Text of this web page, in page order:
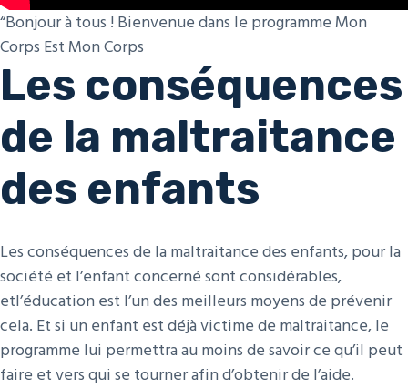
“Bonjour à tous ! Bienvenue dans le programme Mon
Corps Est Mon Corps
Les conséquences
de la maltraitance
des enfants
Les conséquences de la maltraitance des enfants, pour la
société et l’enfant concerné sont considérables,
etl’éducation est l’un des meilleurs moyens de prévenir
cela. Et si un enfant est déjà victime de maltraitance, le
programme lui permettra au moins de savoir ce qu’il peut
faire et vers qui se tourner afin d’obtenir de l’aide.